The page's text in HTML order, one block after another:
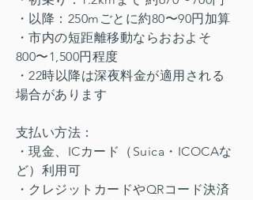
・以降：250mごとに約80〜90円加算
・市内の短距離移動ならおおよそ
800〜1,500円程度
・22時以降は深夜料金が適用される
場合があります
支払い方法：
・現金、ICカード（Suica・ICOCAな
ど）利用可
・クレジットカードやQRコード決済